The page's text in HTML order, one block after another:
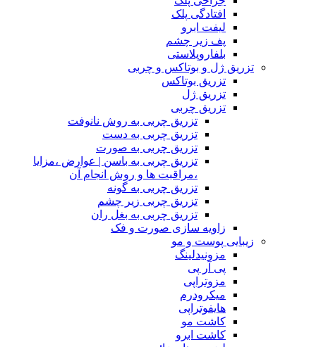
افتادگی پلک
لیفت ابرو
پف زیر چشم
بلفاروپلاستی
تزریق ژل و بوتاکس و چربی
تزریق بوتاکس
تزریق ژل
تزریق چربی
تزریق چربی به روش نانوفت
تزریق چربی به دست
تزریق چربی به صورت
تزریق چربی به باسن | عوارض ،مزایا
،مراقبت ها و روش انجام آن
تزریق چربی به گونه
تزریق چربی زیر چشم
تزریق چربی به بغل ران
زاویه سازی صورت و فک
زیبایی پوست و مو
مزونیدلینگ
پی آر پی
مزوتراپی
میکرودرم
هایفوتراپی
کاشت مو
کاشت ابرو